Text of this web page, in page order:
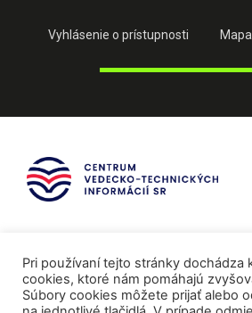
Vyhlásenie o prístupnosti
Pri používaní tejto stránky dochádza
cookies, ktoré nám pomáhajú
Súbory cookies môžete prijať alebo